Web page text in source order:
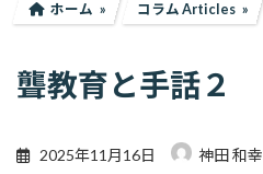
ホーム コラム Articles
聾教育と手話２
2025年11月16日 神田 和幸